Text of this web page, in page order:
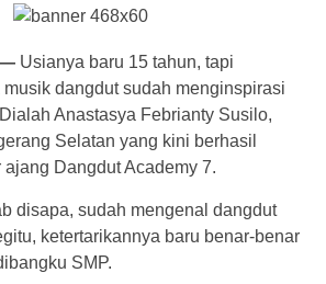
— Usianya baru 15 tahun, tapi
dangdut sudah menginspirasi
Anastasya Febrianty Susilo,
Selatan yang kini berhasil
Dangdut Academy 7.
disapa, sudah mengenal dangdut
ketertarikannya baru benar-benar
SMP.